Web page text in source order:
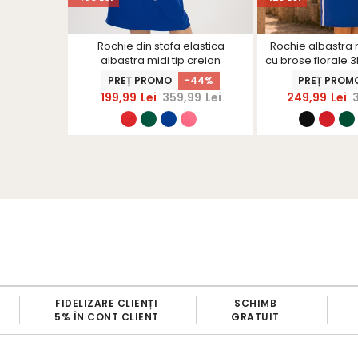
Rochie din stofa elastica
albastra midi tip creion
accesorizata cu 3 brose maxi
florale - StarShinerS
PREȚ PROMO -44%
199,99 Lei 359,99 Lei
Rochie albastra
cu brose florale
PREȚ
249,99 Lei
FIDELIZARE CLIENȚI
5% ÎN CONT CLIENT
SCHIMB
GRATUIT